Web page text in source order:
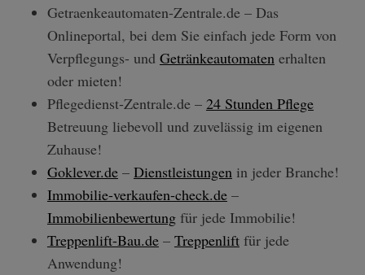
Getraenkeautomaten-Zentrale.de – Das
Onlineportal, bei dem Sie einfach jede Form von
Verpflegungs- und Getränkeautomatenerhalten
oder mieten!
Pflegedienst-Zentrale.de – 24 Stunden Pflege
Betreuung liebevoll und zuvelässig im eigenen
Zuhause!
Goklever.de– Dienstleistungenin jeder Branche!
Immobilie-verkaufen-check.de–
Immobilienbewertungfür jede Immobilie!
Treppenlift-Bau.de– Treppenliftfür jede
Anwendung!